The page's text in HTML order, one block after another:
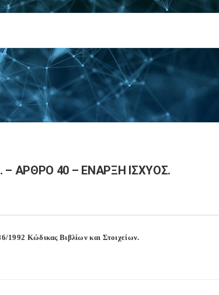
– ΑΡΘΡΟ 40 – ΕΝΑΡΞΗ ΙΣΧΥΟΣ.
Κώδικας Βιβλίων και Στοιχείων.